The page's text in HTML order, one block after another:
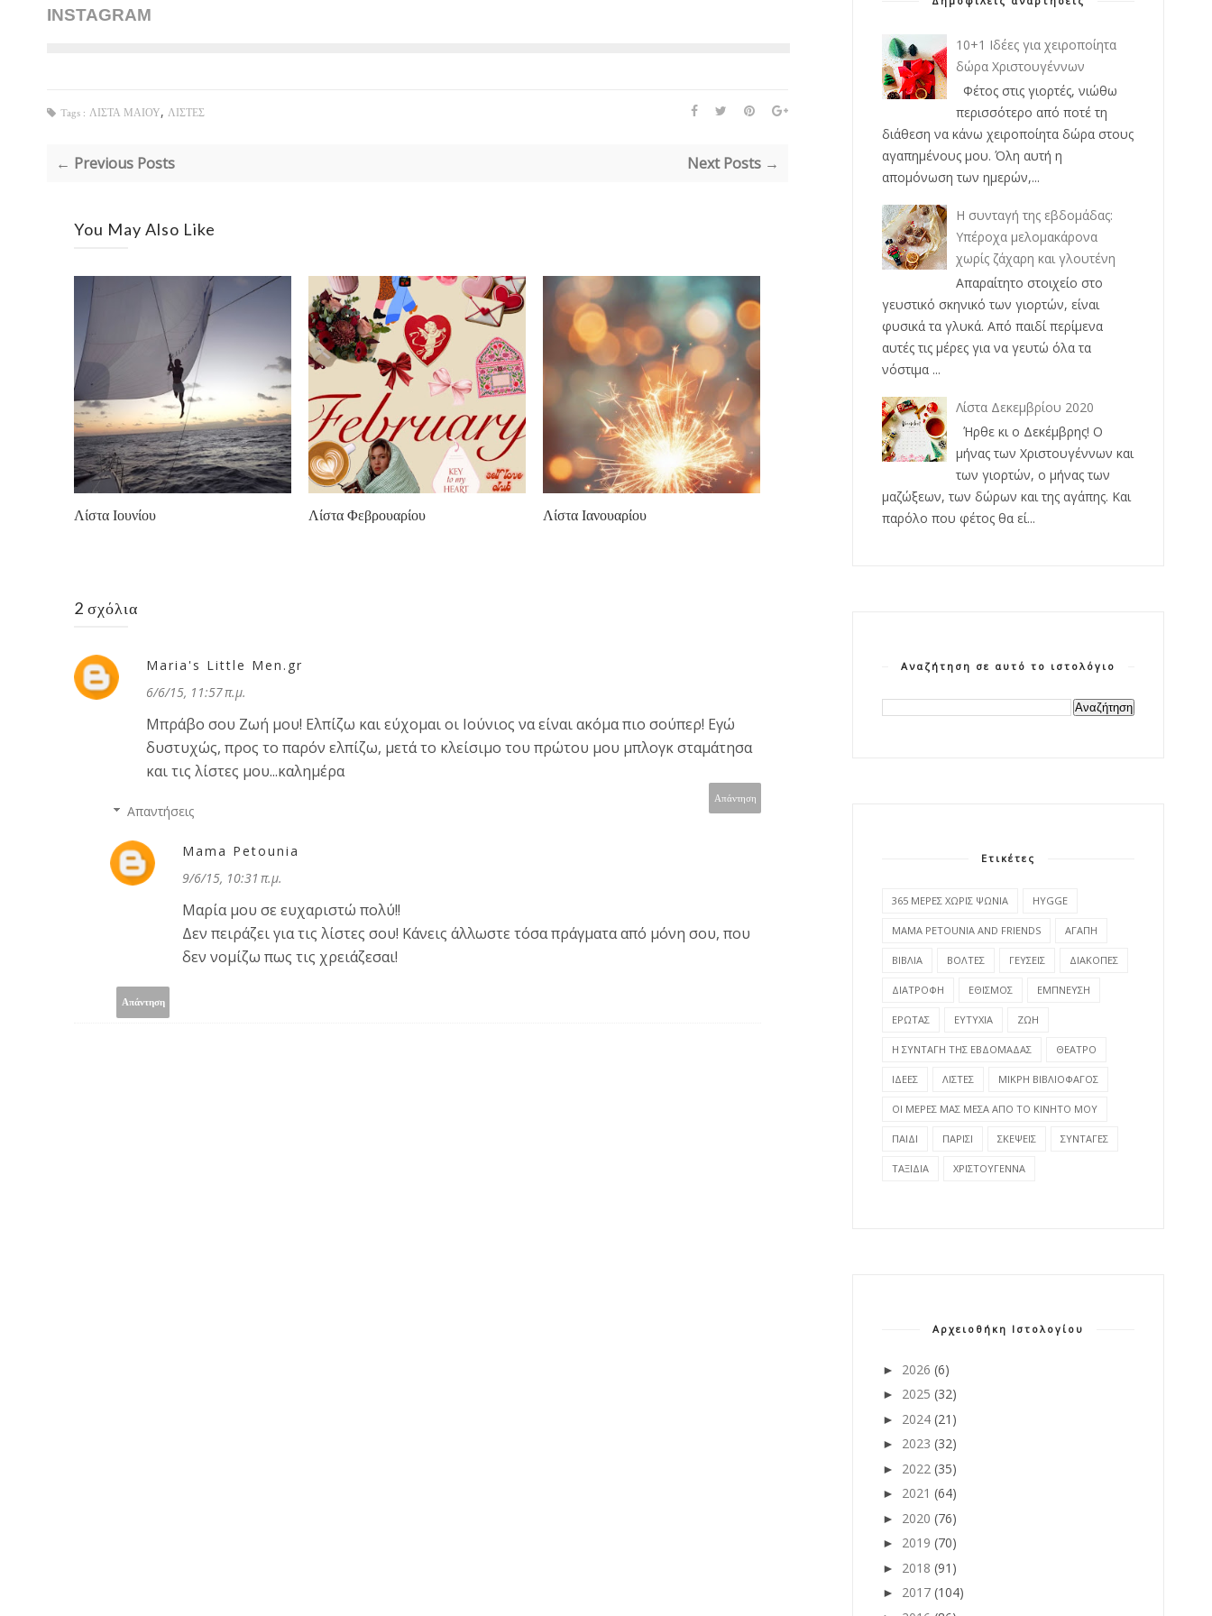
INSTAGRAM
Tags : ΛΙΣΤΑ ΜΑΙΟΥ, ΛΙΣΤΕΣ
← Previous Posts Next Posts →
You May Also Like
Λίστα Ιουνίου Λίστα Φεβρουαρίου Λίστα Ιανουαρίου
2 σχόλια
Maria's Little Men.gr
6/6/15, 11:57 π.μ.
Μπράβο σου Ζωή μου! Ελπίζω και εύχομαι οι Ιούνιος να είναι ακόμα πιο σούπερ! Εγώ
δυστυχώς, προς το παρόν ελπίζω, μετά το κλείσιμο του πρώτου μου μπλογκ σταμάτησα
και τις λίστες μου...καλημέρα
Απάντηση
Απαντήσεις
Mama Petounia
9/6/15, 10:31 π.μ.
Μαρία μου σε ευχαριστώ πολύ!!
Δεν πειράζει για τις λίστες σου! Κάνεις άλλωστε τόσα πράγματα από μόνη σου, που
δεν νομίζω πως τις χρειάζεσαι!
Απάντηση
10+1 Ιδέες για χειροποίητα
δώρα Χριστουγέννων
Φέτος στις γιορτές, νιώθω
περισσότερο από ποτέ τη
διάθεση να κάνω χειροποίητα δώρα στους
αγαπημένους μου. Όλη αυτή η
απομόνωση των ημερών,...
Η συνταγή της εβδομάδας:
Υπέροχα μελομακάρονα
χωρίς ζάχαρη και γλουτένη
Απαραίτητο στοιχείο στο
γευστικό σκηνικό των γιορτών, είναι
φυσικά τα γλυκά. Από παιδί περίμενα
αυτές τις μέρες για να γευτώ όλα τα
νόστιμα ...
Λίστα Δεκεμβρίου 2020
Ήρθε κι ο Δεκέμβρης! Ο
μήνας των Χριστουγέννων και
των γιορτών, ο μήνας των
μαζώξεων, των δώρων και της αγάπης. Και
παρόλο που φέτος θα εί...
Αναζήτηση σε αυτό το ιστολόγιο
Ετικέτες
365 ΜΕΡΕΣ ΧΩΡΙΣ ΨΩΝΙΑ HYGGE
MAMA PETOUNIA AND FRIENDS ΑΓΑΠΗ
ΒΙΒΛΙΑ ΒΟΛΤΕΣ ΓΕΥΣΕΙΣ ΔΙΑΚΟΠΕΣ
ΔΙΑΤΡΟΦΗ ΕΘΙΣΜΟΣ ΕΜΠΝΕΥΣΗ
ΕΡΩΤΑΣ ΕΥΤΥΧΙΑ ΖΩΗ
Η ΣΥΝΤΑΓΗ ΤΗΣ ΕΒΔΟΜΑΔΑΣ ΘΕΑΤΡΟ
ΙΔΕΕΣ ΛΙΣΤΕΣ ΜΙΚΡΗ ΒΙΒΛΙΟΦΑΓΟΣ
ΟΙ ΜΕΡΕΣ ΜΑΣ ΜΕΣΑ ΑΠΟ ΤΟ ΚΙΝΗΤΟ ΜΟΥ
ΠΑΙΔΙ ΠΑΡΙΣΙ ΣΚΕΨΕΙΣ ΣΥΝΤΑΓΕΣ
ΤΑΞΙΔΙΑ ΧΡΙΣΤΟΥΓΕΝΝΑ
Αρχειοθήκη Ιστολογίου
► 2026 (6)
► 2025 (32)
► 2024 (21)
► 2023 (32)
► 2022 (35)
► 2021 (64)
► 2020 (76)
► 2019 (70)
► 2018 (91)
► 2017 (104)